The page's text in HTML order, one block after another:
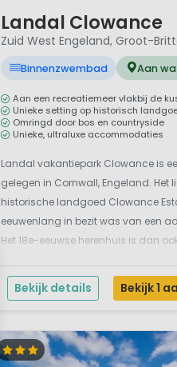
Landal Clowance
Zuid West Engeland, Groot-
Binnenzwembad Aan
Aan een recreatiemeer vlakbij de
Unieke setting op historisch
Omringd door bos en countryside
Unieke, ultraluxe accommodaties
Landal vakantiepark Clowance is
gelegen in Cornwall, Engeland. Het
historische landgoed Clowance
eeuwenlang in bezit was van een
Het 18e-eeuwse herenhuis is dan
omringd door bossen met aan de
prachtig recreatiemeer...
Bekijk details Bekijk 1